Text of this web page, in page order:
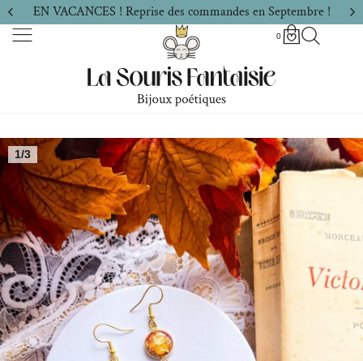
EN VACANCES ! Reprise des commandes en Septembre !
0
1/3